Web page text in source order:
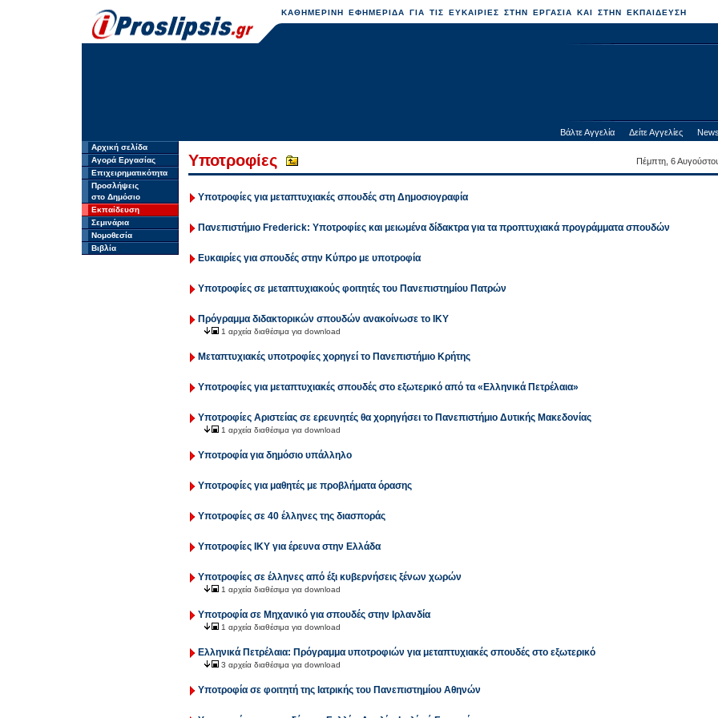
ΚΑΘΗΜΕΡΙΝΗ ΕΦΗΜΕΡΙΔΑ ΓΙΑ ΤΙΣ ΕΥΚΑΙΡΙΕΣ ΣΤΗΝ ΕΡΓΑΣΙΑ ΚΑΙ ΣΤΗΝ ΕΚΠΑΙΔΕΥΣΗ
Βάλτε Αγγελία Δείτε Αγγελίες
Αρχική σελίδα
Αγορά Εργασίας
Επιχειρηματικότητα
Προσλήψεις
στο Δημόσιο
Εκπαίδευση
Σεμινάρια
Νομοθεσία
Βιβλία
Υποτροφίες Πέμπτη, 6
Υποτροφίες για μεταπτυχιακές σπουδές στη Δημοσιογραφία
Πανεπιστήμιο Frederick: Υποτροφίες και μειωμένα δίδακτρα για τα προπτυχιακά προγράμματα σπουδών
Ευκαιρίες για σπουδές στην Κύπρο με υποτροφία
Υποτροφίες σε μεταπτυχιακούς φοιτητές του Πανεπιστημίου Πατρών
Πρόγραμμα διδακτορικών σπουδών ανακοίνωσε το ΙΚΥ
1 αρχεία διαθέσιμα για download
Mεταπτυχιακές υποτροφίες χορηγεί το Πανεπιστήμιο Κρήτης
Υποτροφίες για μεταπτυχιακές σπουδές στο εξωτερικό από τα «Ελληνικά Πετρέλαια»
Υποτροφίες Αριστείας σε ερευνητές θα χορηγήσει το Πανεπιστήμιο Δυτικής Μακεδονίας
1 αρχεία διαθέσιμα για download
Υποτροφία για δημόσιο υπάλληλο
Υποτροφίες για μαθητές με προβλήματα όρασης
Υποτροφίες σε 40 έλληνες της διασποράς
Υποτροφίες ΙΚΥ για έρευνα στην Ελλάδα
Υποτροφίες σε έλληνες από έξι κυβερνήσεις ξένων χωρών
1 αρχεία διαθέσιμα για download
Υποτροφία σε Μηχανικό για σπουδές στην Ιρλανδία
1 αρχεία διαθέσιμα για download
Ελληνικά Πετρέλαια: Πρόγραμμα υποτροφιών για μεταπτυχιακές σπουδές στο εξωτερικό
3 αρχεία διαθέσιμα για download
Υποτροφία σε φοιτητή της Ιατρικής του Πανεπιστημίου Αθηνών